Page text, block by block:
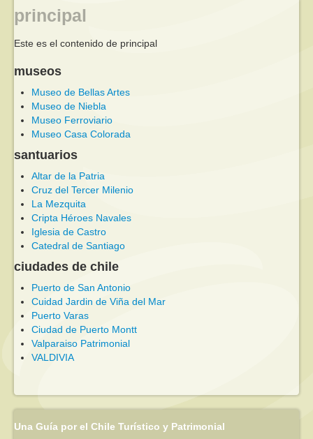
principal
Este es el contenido de principal
museos
Museo de Bellas Artes
Museo de Niebla
Museo Ferroviario
Museo Casa Colorada
santuarios
Altar de la Patria
Cruz del Tercer Milenio
La Mezquita
Cripta Héroes Navales
Iglesia de Castro
Catedral de Santiago
ciudades de chile
Puerto de San Antonio
Cuidad Jardin de Viña del Mar
Puerto Varas
Ciudad de Puerto Montt
Valparaiso Patrimonial
VALDIVIA
Una Guía por el Chile Turístico y Patrimonial